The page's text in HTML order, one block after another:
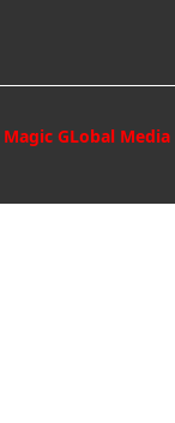
Magic GLobal Media